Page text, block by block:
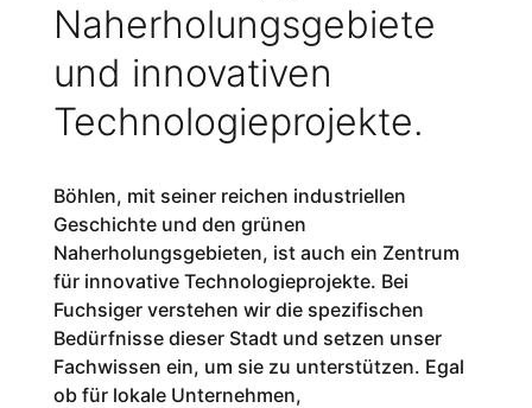
Naherholungsgebiete
und innovativen
Technologieprojekte.
Böhlen, mit seiner reichen industriellen
Geschichte und den grünen
Naherholungsgebieten, ist auch ein Zentrum
für innovative Technologieprojekte. Bei
Fuchsiger verstehen wir die spezifischen
Bedürfnisse dieser Stadt und setzen unser
Fachwissen ein, um sie zu unterstützen. Egal
ob für lokale Unternehmen,